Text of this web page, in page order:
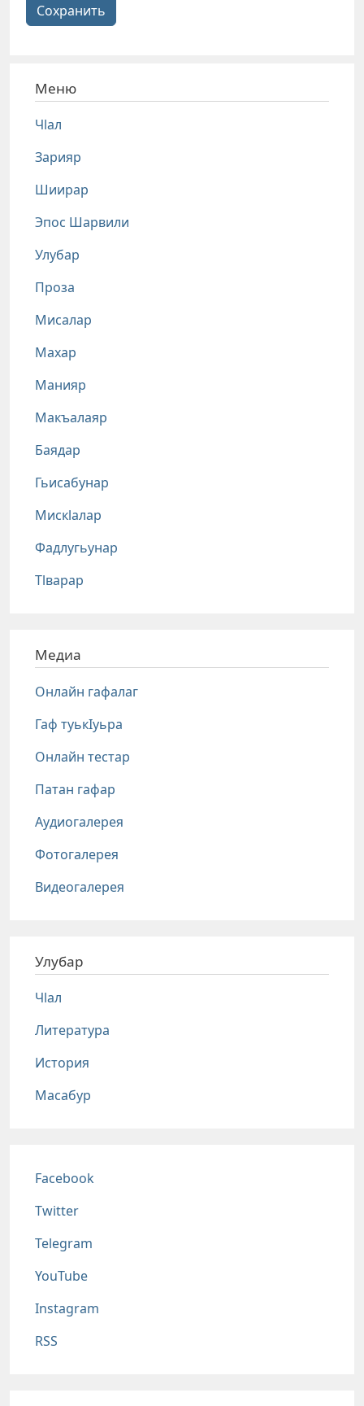
Сохранить
Меню
Чlал
Зарияр
Шиирар
Эпос Шарвили
Улубар
Проза
Мисалар
Махар
Манияр
Макъалаяр
Баядар
Гьисабунар
Мискlалар
Фадлугьунар
Тlварар
Медиа
Онлайн гафалаг
Гаф туькIуьра
Онлайн тестар
Патан гафар
Аудиогалерея
Фотогалерея
Видеогалерея
Улубар
Чlал
Литература
История
Масабур
Соц сети
Facebook
Twitter
Telegram
YouTube
Instagram
RSS